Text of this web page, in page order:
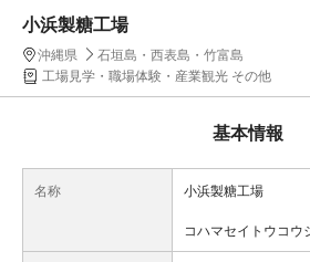
小浜製糖工場
沖縄県
石垣島・西表島・竹富島
工場見学・職場体験・産業観光 その他
基本情報
名称 小浜製糖工場
コハマセイトウコウ